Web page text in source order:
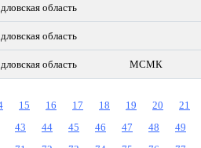
область
область
область МСМК
15 16 17 18 19 20 21
43 44 45 46 47 48 49